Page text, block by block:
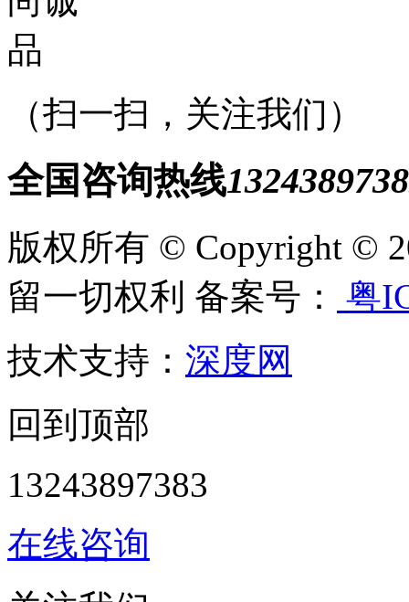
（扫一扫，关注我们）
全国咨询热线
版权所有 © Copyright ©
留一切权利 备案号：
粤
技术支持： 深度网
回到顶部
13243897383
在线咨询